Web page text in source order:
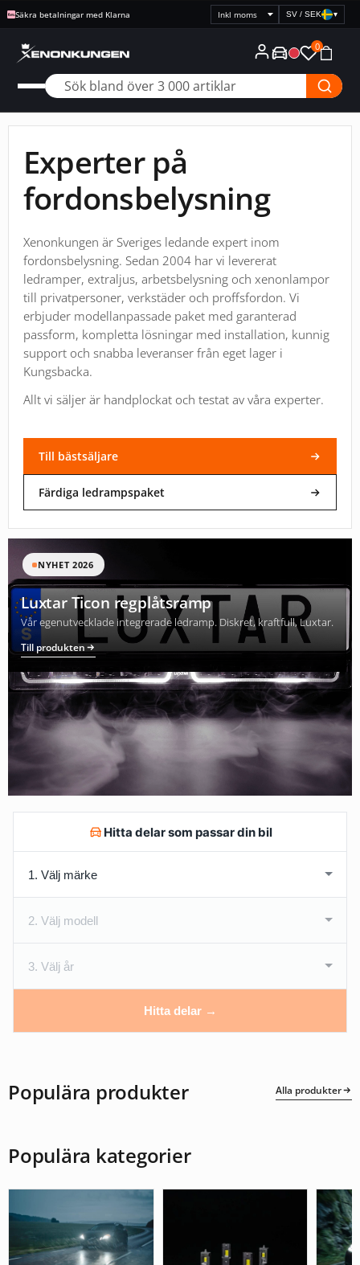
Fri frakt över 1995:-
Välj
prisvisning
SV / SEK ▾
0
Experter på
fordonsbelysning
Xenonkungen är Sveriges ledande expert inom
fordonsbelysning. Sedan 2004 har vi levererat
ledramper, extraljus, arbetsbelysning och xenonlampor
till privatpersoner, verkstäder och proffsfordon. Vi
erbjuder modellanpassade paket med garanterad
passform, kompletta lösningar med installation, kunnig
support och snabba leveranser från eget lager i
Kungsbacka.
Allt vi säljer är handplockat och testat av våra experter.
Till bästsäljare
Färdiga ledrampspaket
NYHET 2026
Luxtar Ticon regplåtsramp
Vår egenutvecklade integrerade ledramp. Diskret, kraftfull, Luxtar.
Till produkten
Hitta delar som passar din bil
Hitta delar →
Populära produkter Alla produkter
Populära kategorier